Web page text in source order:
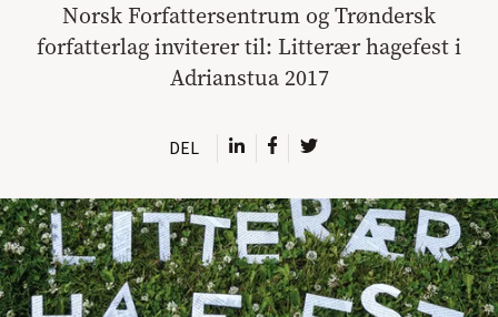
Norsk Forfattersentrum og Trøndersk
forfatterlag inviterer til: Litterær hagefest i
Adrianstua 2017
DEL